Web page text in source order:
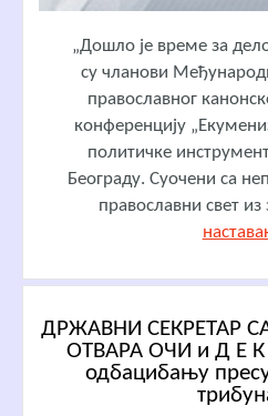
„Дошло је време за
су чланови
православног
конференцију
политичке
Београду. Суочени са
православни свет
ДРЖАВНИ СЕКРЕТАР
ОТВАРА ОЧИ и Д Е
одбацибању